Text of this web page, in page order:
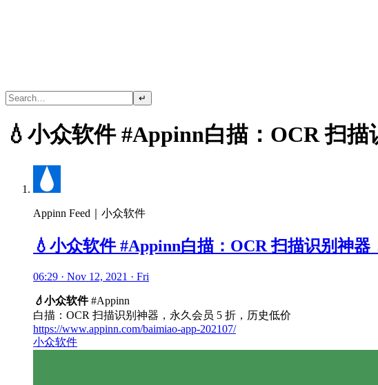
↵
💧小众软件 #Appinn白描：OCR 扫
Appinn Feed｜小众软件
💧小众软件 #Appinn白描：OCR 扫描识别神
06:29 · Nov 12, 2021 · Fri
💧小众软件#Appinn
白描：OCR 扫描识别神器，永久会员 5 折，历史低价
https://www.appinn.com/baimiao-app-202107/
小众软件